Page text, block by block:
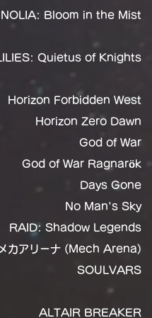
Bloom in the Mist
Quietus of Knights
Horizon Forbidden West
Horizon Zero Dawn
God of War
God of War Ragnarök
Days Gone
No Man's Sky
RAID: Shadow Legends
カアリーナ (Mech Arena)
SOULVARS
ALTAIR BREAKER